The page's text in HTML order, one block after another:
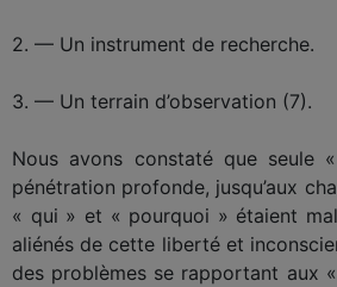
2. — Un instrument de recherche.
3. — Un terrain d’observation (7).
Nous avons constaté que seule
pénétration profonde, jusqu’aux
« qui » et « pourquoi » étaient
aliénés de cette liberté et
des problèmes se rapportant aux